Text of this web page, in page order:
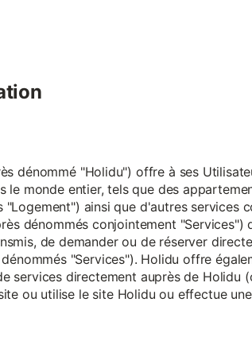
dénommé "Holidu") offre à ses
monde entier, tels que des
ainsi que d'autres services
dénommés conjointement "Services")
de demander ou de réserver
"Services"). Holidu offre
services directement auprès de Holidu
ou utilise le site Holidu ou effectue